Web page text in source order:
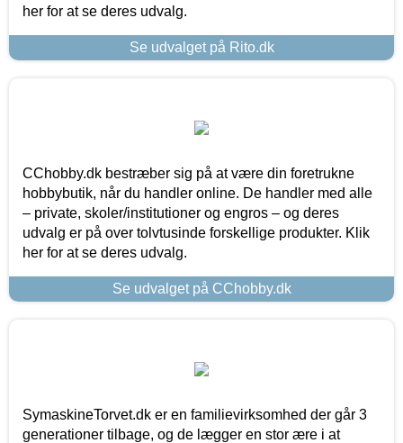
her for at se deres udvalg.
Se udvalget på Rito.dk
CChobby.dk bestræber sig på at være din foretrukne
hobbybutik, når du handler online. De handler med alle
– private, skoler/institutioner og engros – og deres
udvalg er på over tolvtusinde forskellige produkter. Klik
her for at se deres udvalg.
Se udvalget på CChobby.dk
SymaskineTorvet.dk er en familievirksomhed der går 3
generationer tilbage, og de lægger en stor ære i at